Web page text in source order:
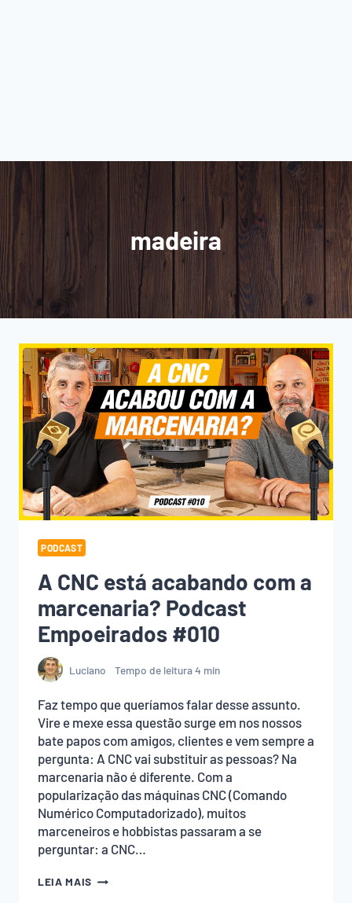
madeira
PODCAST
A CNC está acabando com a
marcenaria? Podcast
Empoeirados #010
Luciano Tempo de leitura4 min
Faz tempo que queríamos falar desse assunto.
Vire e mexe essa questão surge em nos nossos
bate papos com amigos, clientes e vem sempre a
pergunta: A CNC vai substituir as pessoas? Na
marcenaria não é diferente. Com a
popularização das máquinas CNC (Comando
Numérico Computadorizado), muitos
marceneiros e hobbistas passaram a se
perguntar: a CNC…
LEIA MAIS A